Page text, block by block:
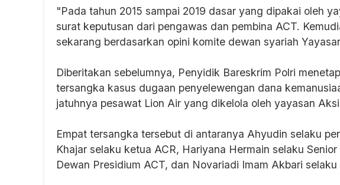
"Pada tahun 2015 sampai 2019 dasar yang dipakai oleh
surat keputusan dari pengawas dan pembina ACT.
sekarang berdasarkan opini komite dewan syariah
Diberitakan sebelumnya, Penyidik Bareskrim Polri
tersangka kasus dugaan penyelewengan dana
jatuhnya pesawat Lion Air yang dikelola oleh yayasan
Empat tersangka tersebut di antaranya Ahyudin selaku
Khajar selaku ketua ACR, Hariyana Hermain selaku
Dewan Presidium ACT, dan Novariadi Imam Akbari selaku